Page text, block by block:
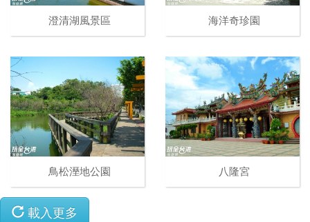
澄清湖風景區 海洋奇珍園
鳥松溼地公園 八隆宮
載入更多